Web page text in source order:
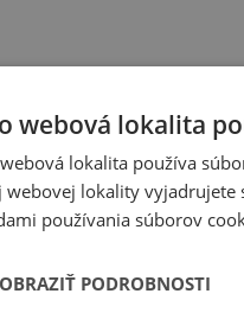
webová lokalita
lokalita používa
webovej lokality vyjadrujete
používania súborov
PODROBNOSTI